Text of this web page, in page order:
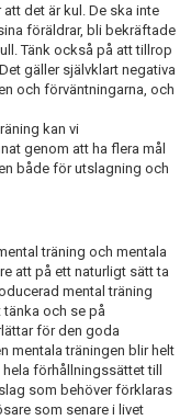
det är kul. De ska inte
föräldrar, bli bekräftade
Tänk också på att tillrop
gäller självklart negativa
och förväntningarna, och
kan vi
genom att ha flera mål
både för utslagning och
träning och mentala
att på ett naturligt sätt ta
mental träning
och se på
för den goda
mentala träningen blir helt
förhållningssättet till
som behöver förklaras
som senare i livet